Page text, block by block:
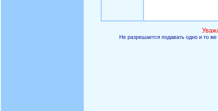
Не разрешается подавать одно и то